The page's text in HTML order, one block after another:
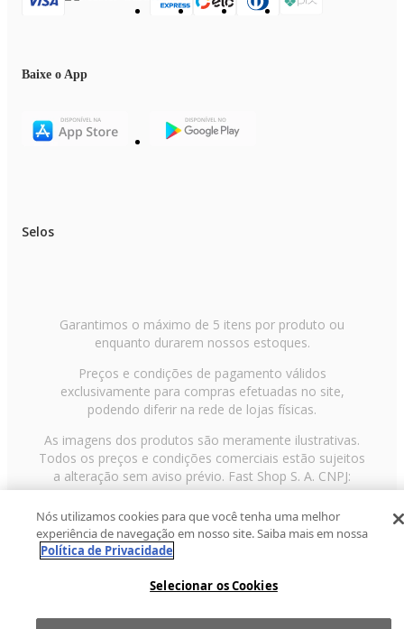
Baixe o App
Selos
Garantimos o máximo de 5 itens por produto ou
enquanto durarem nossos estoques.
Preços e condições de pagamento válidos
exclusivamente para compras efetuadas no site,
podendo diferir na rede de lojas físicas.
As imagens dos produtos são meramente ilustrativas.
Todos os preços e condições comerciais estão sujeitos
a alteração sem aviso prévio. Fast Shop S. A. CNPJ:
43.708.379/0001-00
Avenida Zaki Narchi, nº 1650, sobreloja, Carandiru, São
Paulo/SP, CEP 02029-001, Telefone: 11 3003-3728 ©
2013 Fast Shop - Todos os direitos reservados
Nós utilizamos cookies para que você tenha uma melhor
experiência de navegação em nosso site. Saiba mais em nossa
Política de Privacidade
Selecionar os Cookies